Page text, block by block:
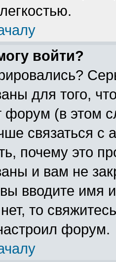
войти?
для того,
форум (в этом
связаться
почему это
и вам не
вводите имя
то
форум.